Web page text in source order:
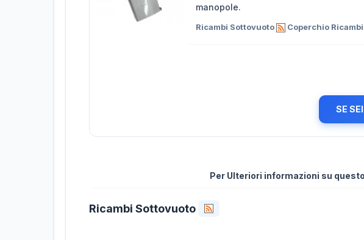
manopole.
Ricambi Sottovuoto Coperchio
SE
Per Ulteriori informazioni su
Ricambi Sottovuoto